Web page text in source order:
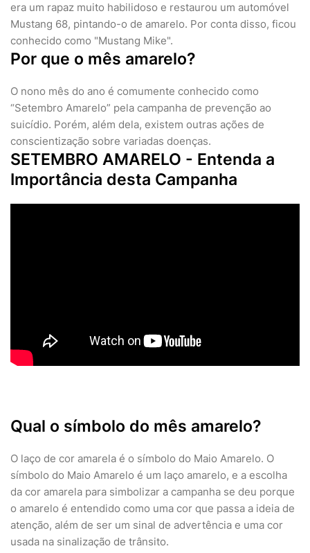
era um rapaz muito habilidoso e restaurou um automóvel
Mustang 68, pintando-o de amarelo. Por conta disso, ficou
conhecido como "Mustang Mike".
Por que o mês amarelo?
O nono mês do ano é comumente conhecido como
“Setembro Amarelo” pela campanha de prevenção ao
suicídio. Porém, além dela, existem outras ações de
conscientização sobre variadas doenças.
SETEMBRO AMARELO - Entenda a
Importância desta Campanha
Qual o símbolo do mês amarelo?
O laço de cor amarela é o símbolo do Maio Amarelo. O
símbolo do Maio Amarelo é um laço amarelo, e a escolha
da cor amarela para simbolizar a campanha se deu porque
o amarelo é entendido como uma cor que passa a ideia de
atenção, além de ser um sinal de advertência e uma cor
usada na sinalização de trânsito.